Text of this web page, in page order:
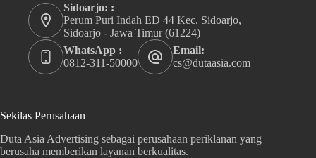
Sidoarjo: :
Perum Puri Indah ED 44 Kec. Sidoarjo,
Sidoarjo - Jawa Timur (61224)
WhatsApp :
0812-311-50000
Email:
cs@dutaasia.com
Sekilas Perusahaan
Duta Asia Advertising sebagai perusahaan periklanan yang
berusaha memberikan layanan berkualitas.